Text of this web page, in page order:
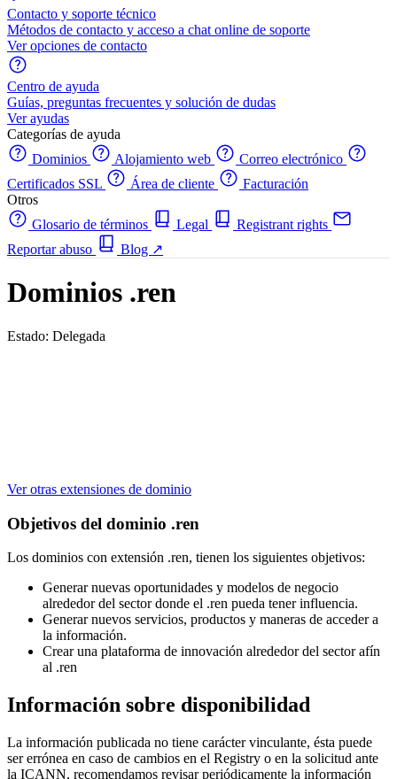
Contacto y soporte técnico
Métodos de contacto y acceso a chat online de soporte
Ver opciones de contacto
Centro de ayuda
Guías, preguntas frecuentes y solución de dudas
Ver ayudas
Categorías de ayuda
Dominios
Alojamiento web
Correo electrónico
Certificados SSL
Área de cliente
Facturación
Otros
Glosario de términos
Legal
Registrant rights
Reportar abuso
Blog ↗
Dominios .ren
Estado: Delegada
Ver otras extensiones de dominio
Objetivos del dominio .ren
Los dominios con extensión .ren, tienen los siguientes objetivos:
Generar nuevas oportunidades y modelos de negocio
alrededor del sector donde el .ren pueda tener influencia.
Generar nuevos servicios, productos y maneras de acceder a
la información.
Crear una plataforma de innovación alrededor del sector afín
al .ren
Información sobre disponibilidad
La información publicada no tiene carácter vinculante, ésta puede
ser errónea en caso de cambios en el Registry o en la solicitud ante
la ICANN, recomendamos revisar periódicamente la información